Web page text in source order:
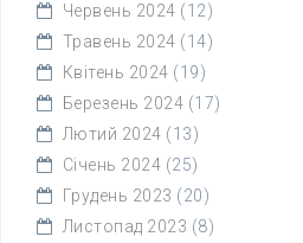
Червень 2024 (12)
Травень 2024 (14)
Квітень 2024 (19)
Березень 2024 (17)
Лютий 2024 (13)
Січень 2024 (25)
Грудень 2023 (20)
Листопад 2023 (8)